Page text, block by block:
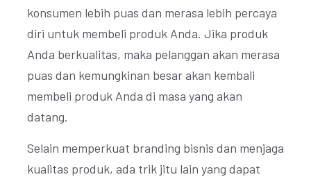
konsumen lebih puas dan merasa lebih percaya
diri untuk membeli produk Anda. Jika produk
Anda berkualitas, maka pelanggan akan merasa
puas dan kemungkinan besar akan kembali
membeli produk Anda di masa yang akan
datang.
Selain memperkuat branding bisnis dan menjaga
kualitas produk, ada trik jitu lain yang dapat